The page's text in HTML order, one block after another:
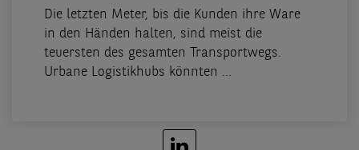
Die letzten Meter, bis die Kunden ihre Ware
in den Händen halten, sind meist die
teuersten des gesamten Transportwegs.
Urbane Logistikhubs könnten ...